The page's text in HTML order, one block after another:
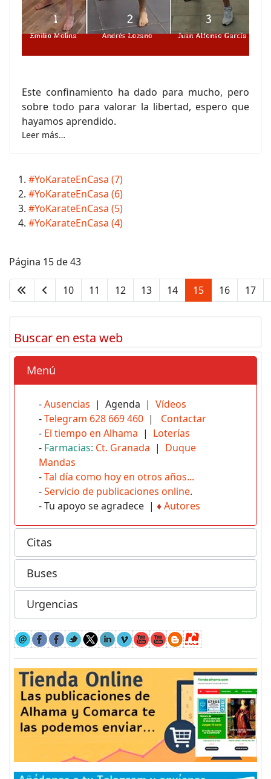
Este confinamiento ha dado para mucho, pero
sobre todo para valorar la libertad, espero que
hayamos aprendido.
Leer más…
#YoKarateEnCasa (7)
#YoKarateEnCasa (6)
#YoKarateEnCasa (5)
#YoKarateEnCasa (4)
Página 15 de 43
10 11 12 13 14 15 16 17
Buscar en esta web
Menú
-Ausencias | Agenda | Vídeos
-Telegram 628 669 460 | Contactar
- El tiempo en Alhama | Loterías
- Farmacias: Ct. Granada | Duque
Mandas
-Tal día como hoy en otros años...
-Servicio de publicaciones online.
- Tu apoyo se agradece | ♦Autores
Citas
Buses
Urgencias